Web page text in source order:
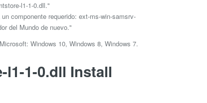
l1-1-0.dll."
componente requerido: ext-ms-win-samsrv-
del Mundo de nuevo."
Windows 10, Windows 8, Windows 7.
1-0.dll Install